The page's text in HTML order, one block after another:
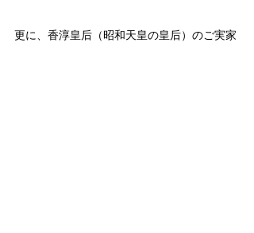
更に、香淳皇后（昭和天皇の皇后）のご実家